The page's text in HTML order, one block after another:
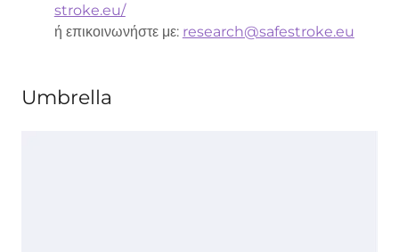
stroke.eu/
ή επικοινωνήστε με: research@safestroke.eu
Umbrella